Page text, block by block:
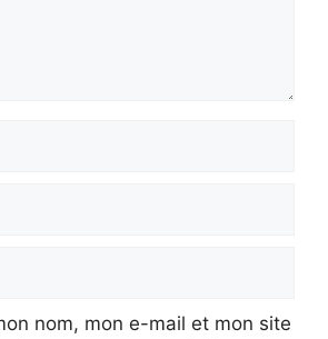
nom, mon e-mail et mon site